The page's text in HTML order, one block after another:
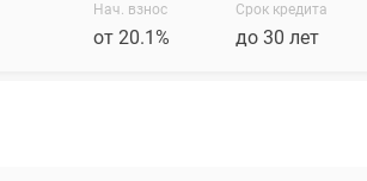
Нач. взнос
от 20.1%
Срок кредита
до 30 лет